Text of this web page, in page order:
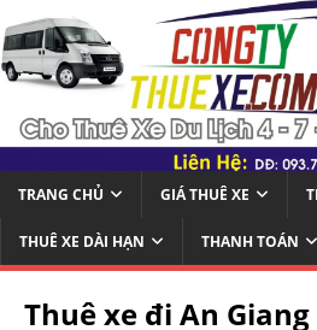
TRANG CHỦ GIÁ THUÊ XE
THUÊ XE DÀI HẠN THANH TOÁN
Thuê xe đi An